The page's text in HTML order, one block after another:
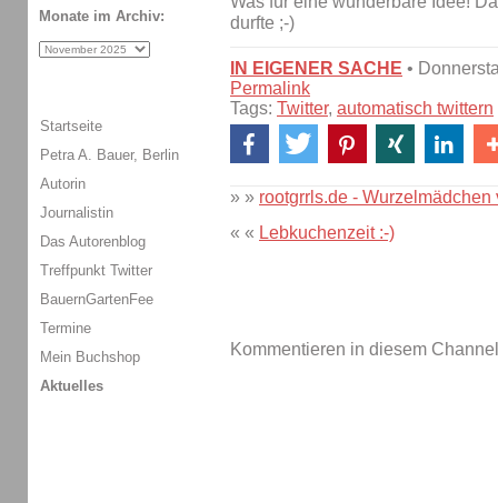
durfte ;-)
IN EIGENER SACHE •
Permalink
Tags: Twitter, automatisch twittern
» » rootgrrls.de - Wurzelmädchen
« « Lebkuchenzeit :-)
Kommentieren in diesem
Monate im Archiv:
Startseite
Petra A. Bauer, Berlin
Autorin
Journalistin
Das Autorenblog
Treffpunkt Twitter
BauernGartenFee
Termine
Mein Buchshop
Aktuelles